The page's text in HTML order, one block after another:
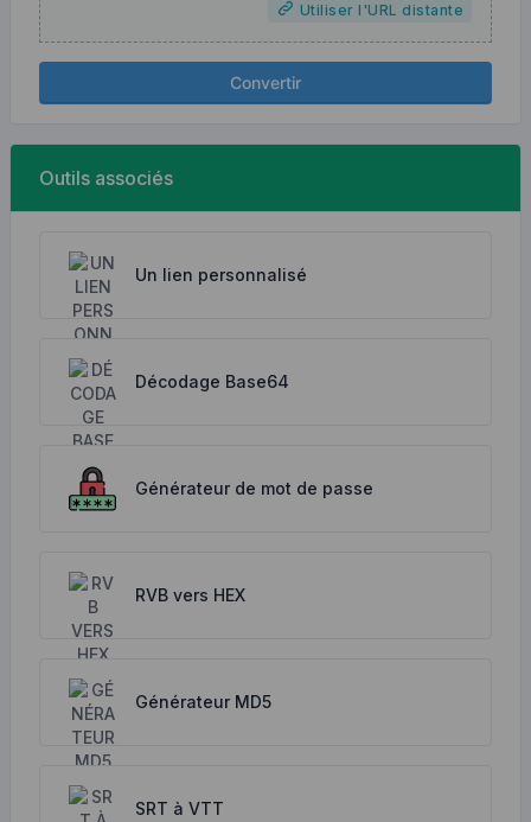
Utiliser l'URL distante
Convertir
Outils associés
Un lien personnalisé
Décodage Base64
Générateur de mot de passe
RVB vers HEX
Générateur MD5
SRT à VTT